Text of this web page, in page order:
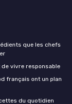
que les chefs
vivre responsable
français ont un plan
du quotidien